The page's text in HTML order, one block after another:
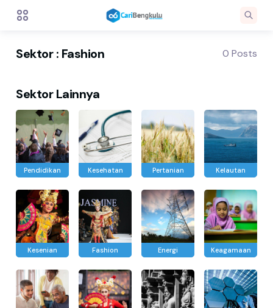
Sektor : Fashion 0 Posts
Sektor Lainnya
Pendidikan Kesehatan Pertanian Kelautan
Kesenian Fashion Energi Keagamaan